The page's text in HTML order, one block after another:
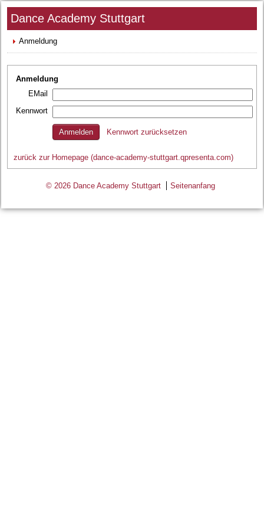
Dance Academy Stuttgart
Anmeldung
Anmeldung
EMail
Kennwort
Kennwort zurücksetzen
zurück zur Homepage (dance-academy-stuttgart.qpresenta.com)
© 2026 Dance Academy Stuttgart Seitenanfang